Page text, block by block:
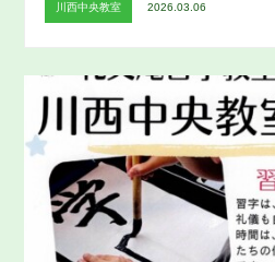
川西中央教室 2026.03.06